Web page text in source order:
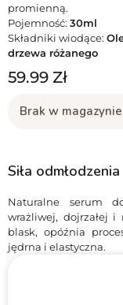
promienną.
Pojemność: 30ml
Składniki wiodące:
drzewa różanego
59.99 Zł
Brak w magazynie
Siła odmłodzenia
Naturalne serum
wrażliwej, dojrzałej i
blask, opóźnia
jędrna i elastyczna.